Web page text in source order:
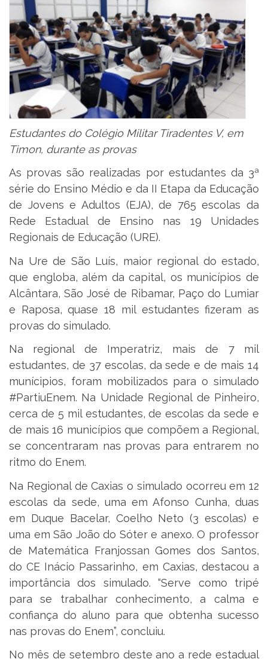
Estudantes do Colégio Militar Tiradentes V, em
Timon, durante as provas
As provas são realizadas por estudantes da 3ª
série do Ensino Médio e da II Etapa da Educação
de Jovens e Adultos (EJA), de 765 escolas da
Rede Estadual de Ensino nas 19 Unidades
Regionais de Educação (URE).
Na Ure de São Luís, maior regional do estado,
que engloba, além da capital, os municípios de
Alcântara, São José de Ribamar, Paço do Lumiar
e Raposa, quase 18 mil estudantes fizeram as
provas do simulado.
Na regional de Imperatriz, mais de 7 mil
estudantes, de 37 escolas, da sede e de mais 14
munícipios, foram mobilizados para o simulado
#PartiuEnem. Na Unidade Regional de Pinheiro,
cerca de 5 mil estudantes, de escolas da sede e
de mais 16 municípios que compõem a Regional,
se concentraram nas provas para entrarem no
ritmo do Enem.
Na Regional de Caxias o simulado ocorreu em 12
escolas da sede, uma em Afonso Cunha, duas
em Duque Bacelar, Coelho Neto (3 escolas) e
uma em São João do Sóter e anexo. O professor
de Matemática Franjossan Gomes dos Santos,
do CE Inácio Passarinho, em Caxias, destacou a
importância dos simulado. “Serve como tripé
para se trabalhar conhecimento, a calma e
confiança do aluno para que obtenha sucesso
nas provas do Enem”, concluiu.
No mês de setembro deste ano a rede estadual